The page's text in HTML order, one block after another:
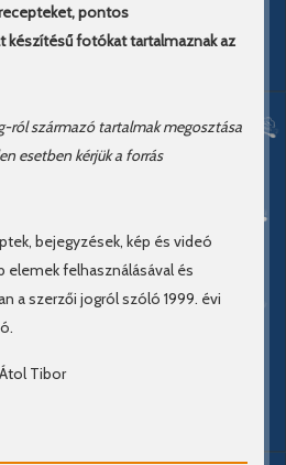
pontos
készítésű fotókat tartalmaznak az
ról származó tartalmak megosztása
esetben kérjük a forrás
bejegyzések, kép és videó
felhasználásával és
a szerzői jogról szóló 1999. évi
Tibor